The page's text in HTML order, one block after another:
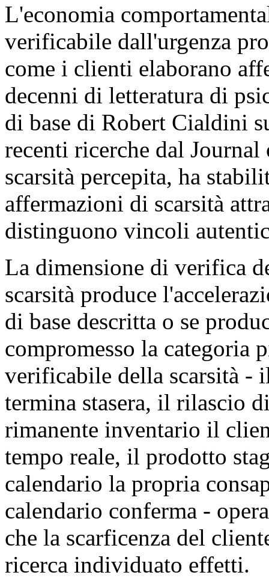
L'economia
verificabile dall'urgenza
come i clienti elaborano
decenni di letteratura di
di base di Robert Cialdini
recenti ricerche dal
scarsità percepita, ha
affermazioni di scarsità
distinguono vincoli
La dimensione di verifica
scarsità produce
di base descritta o se
compromesso la categoria
verificabile della scarsità -
termina stasera, il rilascio
rimanente inventario il
tempo reale, il prodotto
calendario la propria
calendario conferma -
che la scarficenza del
ricerca individuato effetti.